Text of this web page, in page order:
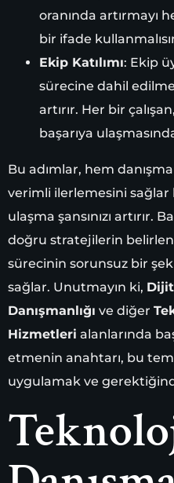
oranında artırmayı
bir ifade
Ekip Katılımı: Ekip
sürecine dahil
artırır. Her bir
başarıya
Bu adımlar, hem
verimli ilerlemesini
ulaşma şansınızı artırır.
doğru stratejilerin
sürecinin sorunsuz bir
sağlar. Unutmayın ki,
Danışmanlığı ve diğer
Hizmetleri alanlarında
etmenin anahtarı, bu
uygulamak ve